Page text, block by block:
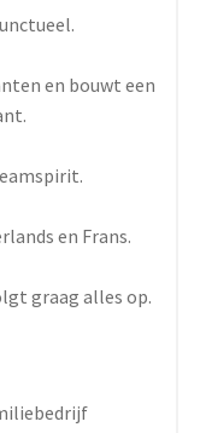
en bouwt een
en Frans.
graag alles op.